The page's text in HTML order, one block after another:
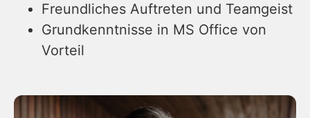
Freundliches Auftreten und Teamgeist
Grundkenntnisse in MS Office von
Vorteil